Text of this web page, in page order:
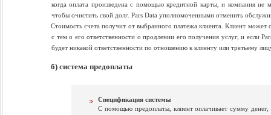
когда оплата произведена с помощью кредитной карты, и компания не
чтобы очистить свой ​​долг. Pars Data уполномоченными отменить
Стоимость счета получит от выбранного платежа клиента. Клиент может
с тем о его ответственности о продлении его получения услуг, и если
будет никакой ответственности по отношению к клиенту или третьему
б) система предоплаты
Спецификация системы
С помощью предоплаты, клиент оплачивает сумму